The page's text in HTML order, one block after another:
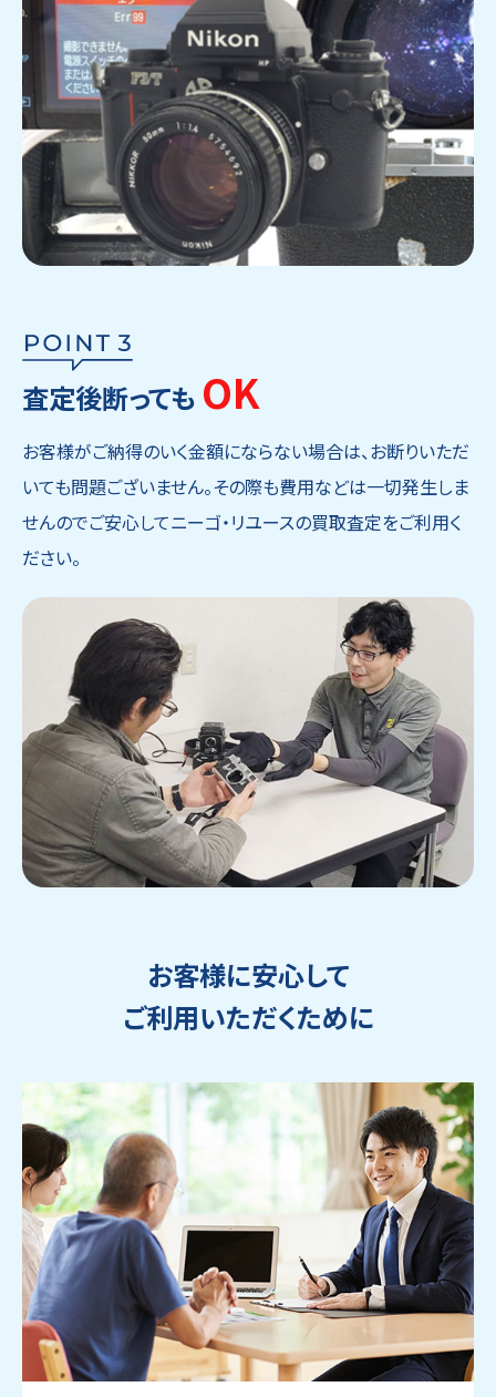
ウェブから1分
かんたん査定見積
フリーダイヤル
0120-1212-25
査定後断っても OK
お客様がご納得のいく金額にならない場合は、お断りいただ
いても問題ございません。その際も費用などは一切発生しま
せんのでご安心してニーゴ・リユースの買取査定をご利用く
ださい。
お客様に安心して
ご利用いただくために